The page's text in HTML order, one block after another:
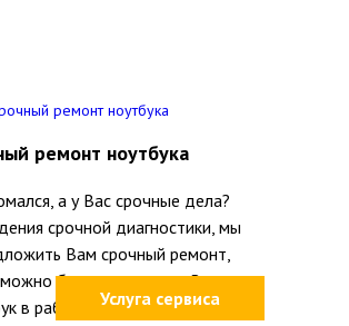
Услуга сервиса
ремонт ноутбука
а у Вас срочные дела?
срочной диагностики, мы
Вам срочный ремонт,
быстрее вернуть Ваш
в рабочее состояние.